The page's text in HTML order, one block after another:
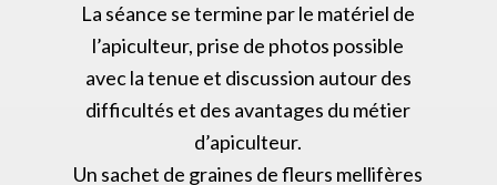
La séance se termine par le matériel de
l’apiculteur, prise de photos possible
avec la tenue et discussion autour des
difficultés et des avantages du métier
d’apiculteur.
Un sachet de graines de fleurs mellifères